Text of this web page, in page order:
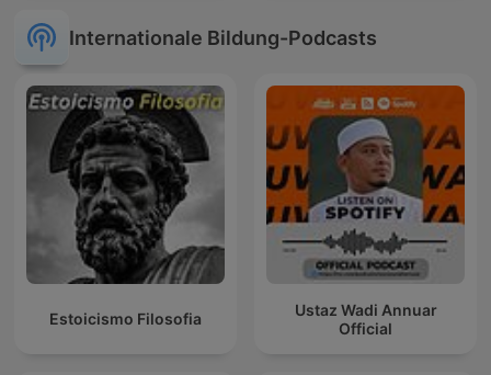
French
Internationale Bildung-Podcasts
Estoicismo Filosofia
Ustaz Wadi Annuar
Official